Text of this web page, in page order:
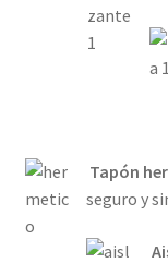
Tapón
seguro y